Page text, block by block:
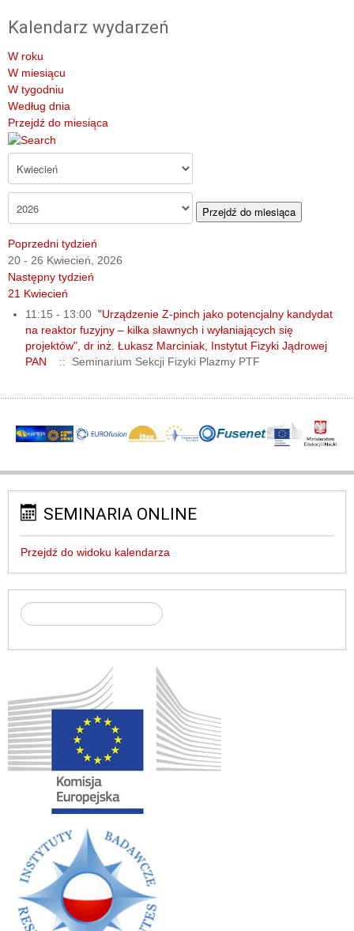
Kalendarz wydarzeń
W roku
W miesiącu
W tygodniu
Według dnia
Przejdź do miesiąca
Przejdź do miesiąca
Poprzedni tydzień
20 - 26 Kwiecień, 2026
Następny tydzień
21 Kwiecień
11:15 - 13:00"Urządzenie Z-pinch jako potencjalny kandydat
na reaktor fuzyjny – kilka sławnych i wyłaniających się
projektów", dr inż. Łukasz Marciniak, Instytut Fizyki Jądrowej
PAN
:: Seminarium Sekcji Fizyki Plazmy PTF
SEMINARIA ONLINE
Przejdź do widoku kalendarza